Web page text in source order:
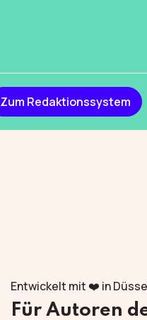
Zum Redaktionssystem
Entwickelt mit ❤️ in
Für Autoren